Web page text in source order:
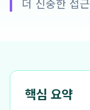
핵심 요약